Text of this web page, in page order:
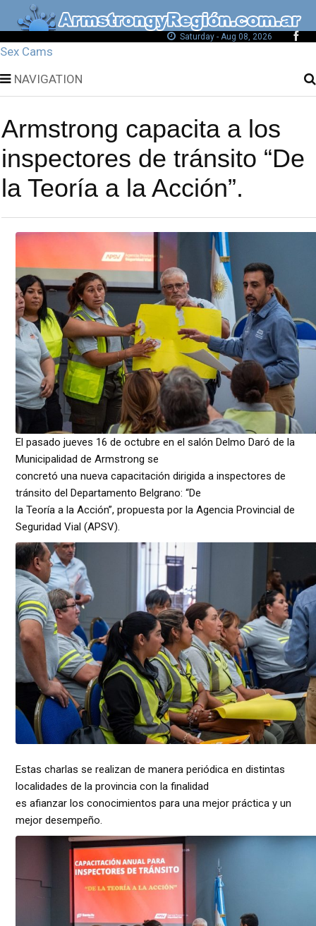
Saturday - Aug 08, 2026
Sex Cams
NAVIGATION
Armstrong capacita a los
inspectores de tránsito “De
la Teoría a la Acción”.
El pasado jueves 16 de octubre en el salón Delmo Daró de la
Municipalidad de Armstrong se
concretó una nueva capacitación dirigida a inspectores de
tránsito del Departamento Belgrano: “De
la Teoría a la Acción”, propuesta por la Agencia Provincial de
Seguridad Vial (APSV).
Estas charlas se realizan de manera periódica en distintas
localidades de la provincia con la finalidad
es afianzar los conocimientos para una mejor práctica y un
mejor desempeño.